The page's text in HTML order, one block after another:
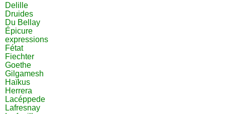
Delille
Druides
Du Bellay
Épicure
expressions
Fétat
Fiechter
Goethe
Gilgamesh
Haïkus
Herrera
Lacéppede
Lafresnay